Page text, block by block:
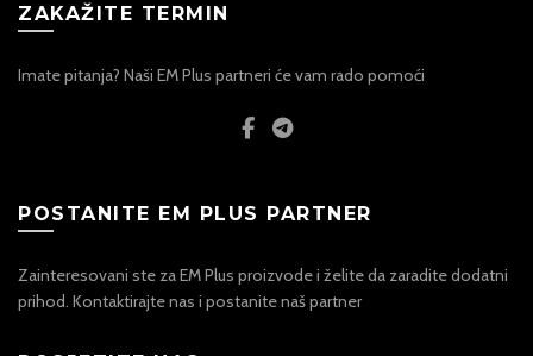
ZAKAŽITE TERMIN
Imate pitanja? Naši EM Plus partneri će vam rado pomoći
POSTANITE EM PLUS PARTNER
Zainteresovani ste za EM Plus proizvode i želite da zaradite dodatni
prihod. Kontaktirajte nas i postanite naš partner